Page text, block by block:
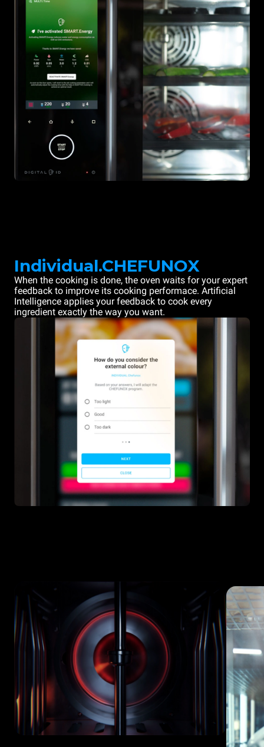
Individual.CHEFUNOX
When the cooking is done, the oven waits for your expert
feedback to improve its cooking performace. Artificial
Intelligence applies your feedback to cook every
ingredient exactly the way you want.